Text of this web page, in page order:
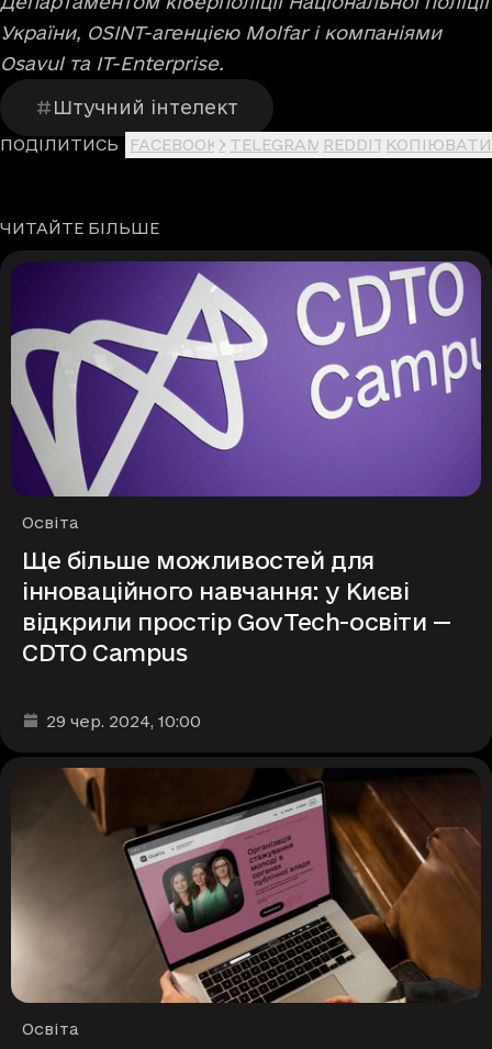
України, OSINT-агенцією Molfar і компаніями
Osavul та IT-Enterprise.
Штучний інтелект
ПОДІЛИТИСЬ FACEBOOK X TELEGRAM REDDIT КОПІЮВАТИ
ЧИТАЙТЕ БІЛЬШЕ
Рубрики
Освіта
Ще більше можливостей для
інноваційного навчання: у Києві
відкрили простір GovTech-освіти —
CDTO Campus
Дата та час публікації
29 чер. 2024, 10:00
Рубрики
Освіта